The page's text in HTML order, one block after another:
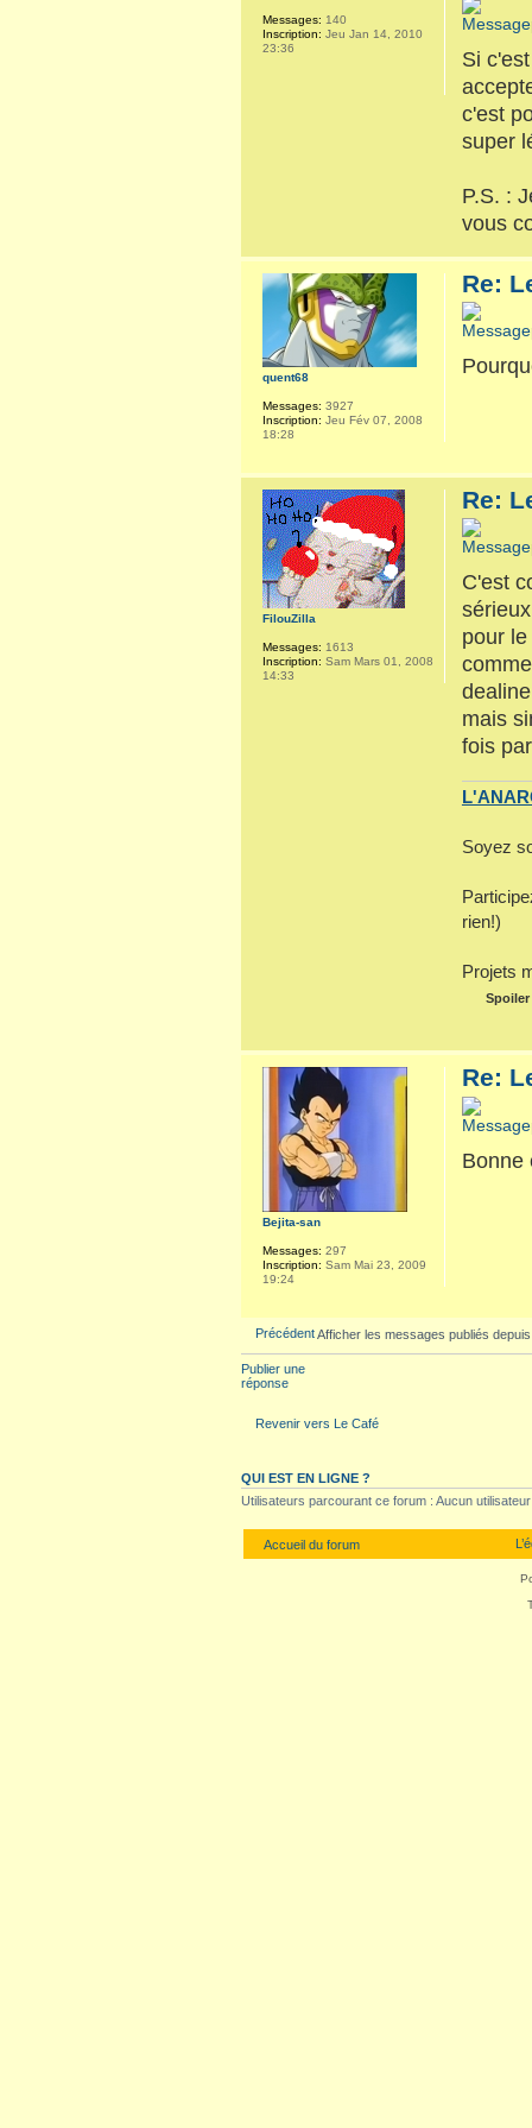
Si
c'est
super
P.S. :
vous
Messages: 140
Inscription: Jeu Jan 14, 2010
23:36
Re:
quent68
Messages: 3927
Inscription: Jeu Fév 07, 2008
18:28
Re:
C'est
pour
mais
fois
Soyez
rien!)
Projets
Spoiler
FilouZilla
Messages: 1613
Inscription: Sam Mars 01, 2008
14:33
Re:
Bonne
Bejita-san
Messages: 297
Inscription: Sam Mai 23, 2009
19:24
PrécédentAfficher les messages publiés
Publier une
réponse
Revenir vers Le Café
QUI EST EN LIGNE ?
Utilisateurs parcourant ce forum : Aucun
Accueil du forum